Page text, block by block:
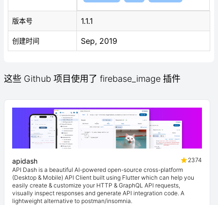
版本号 1.1.1
创建时间 Sep, 2019
这些 Github 项目使用了 firebase_image 插件
apidash
2374
API Dash is a beautiful AI-powered open-source cross-platform
(Desktop & Mobile) API Client built using Flutter which can help you
easily create & customize your HTTP & GraphQL API requests,
visually inspect responses and generate API integration code. A
lightweight alternative to postman/insomnia.